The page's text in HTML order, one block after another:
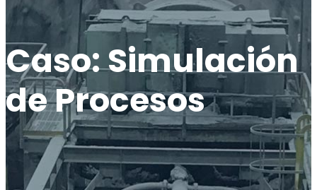
Caso: Simulación
de Procesos